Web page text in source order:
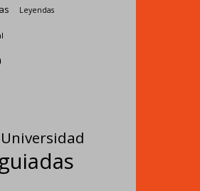
Leyendas
Universidad